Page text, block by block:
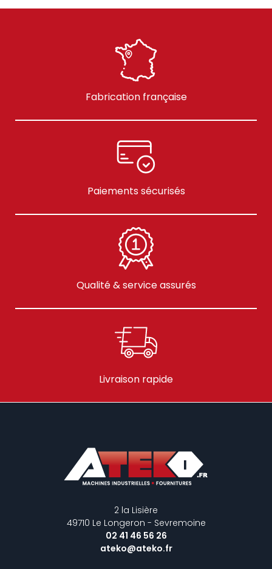
Fabrication française
Paiements sécurisés
Qualité & service assurés
Livraison rapide
2 la Lisière
49710 Le Longeron - Sevremoine
02 41 46 56 26
ateko@ateko.fr